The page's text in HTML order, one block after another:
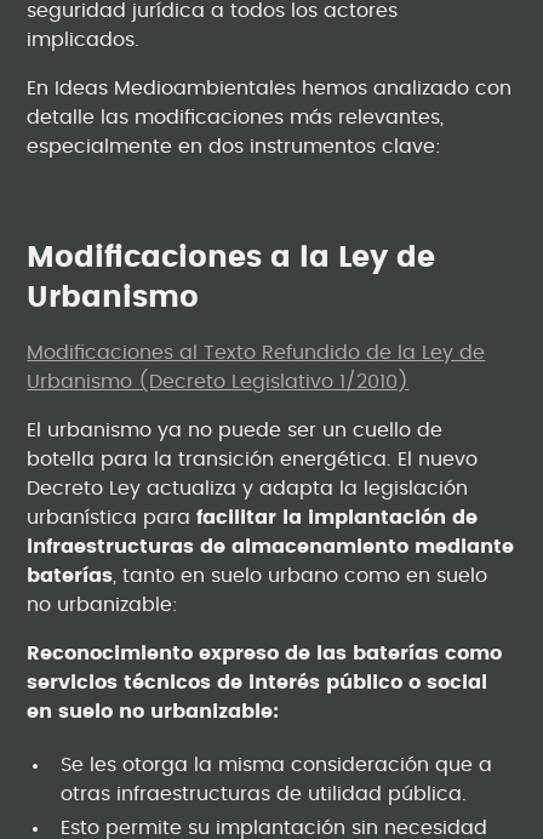
seguridad jurídica a todos los actores
implicados.
En Ideas Medioambientales hemos analizado con
detalle las modificaciones más relevantes,
especialmente en dos instrumentos clave:
Modificaciones a la Ley de
Urbanismo
Modificaciones al Texto Refundido de la Ley de
Urbanismo (Decreto Legislativo 1/2010)
El urbanismo ya no puede ser un cuello de
botella para la transición energética. El nuevo
Decreto Ley actualiza y adapta la legislación
urbanística parafacilitar la implantación de
infraestructuras de almacenamiento mediante
baterías , tanto en suelo urbano como en suelo
no urbanizable:
Reconocimiento expreso de las baterías como
servicios técnicos de interés público o social
en suelo no urbanizable:
Se les otorga la misma consideración que a
otras infraestructuras de utilidad pública.
Esto permite su implantación sin necesidad